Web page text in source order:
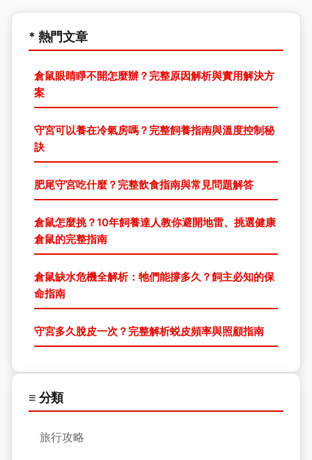
* 熱門文章
倉鼠眼睛睜不開怎麼辦？完整原因解析與實用解決方
案
守宮可以養在冷氣房嗎？完整飼養指南與溫度控制秘
訣
肥尾守宮吃什麼？完整飲食指南與常見問題解答
倉鼠怎麼挑？10年飼養達人教你避開地雷、挑選健康
倉鼠的完整指南
倉鼠缺水危機全解析：牠們能撐多久？飼主必知的保
命指南
守宮多久脫皮一次？完整解析蜕皮頻率與照顧指南
≡ 分類
旅行攻略